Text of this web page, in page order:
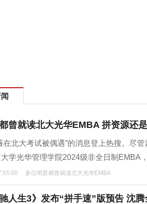
曾就读北大光华EMBA 拼资源还
在北大考试被偶遇”的消息登上热搜。尽
学光华管理学院2024级非全日制EMBA
多位明星都曾就读北大光华EMBA
人生3》发布“拼手速”版预告 沈